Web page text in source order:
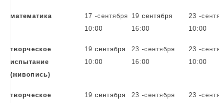
математика
17 -сентября
10:00
19 сентября
16:00
23 -
10:00
творческое
испытание
(живопись)
19 сентября
10:00
23 -сентября
16:00
23 -
10:00
творческое
19 сентября
23 -сентября
23 -